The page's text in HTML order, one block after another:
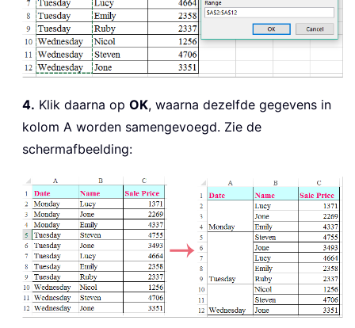
4. Klik daarna op OK, waarna dezelfde gegevens in
kolom A worden samengevoegd. Zie de
schermafbeelding: